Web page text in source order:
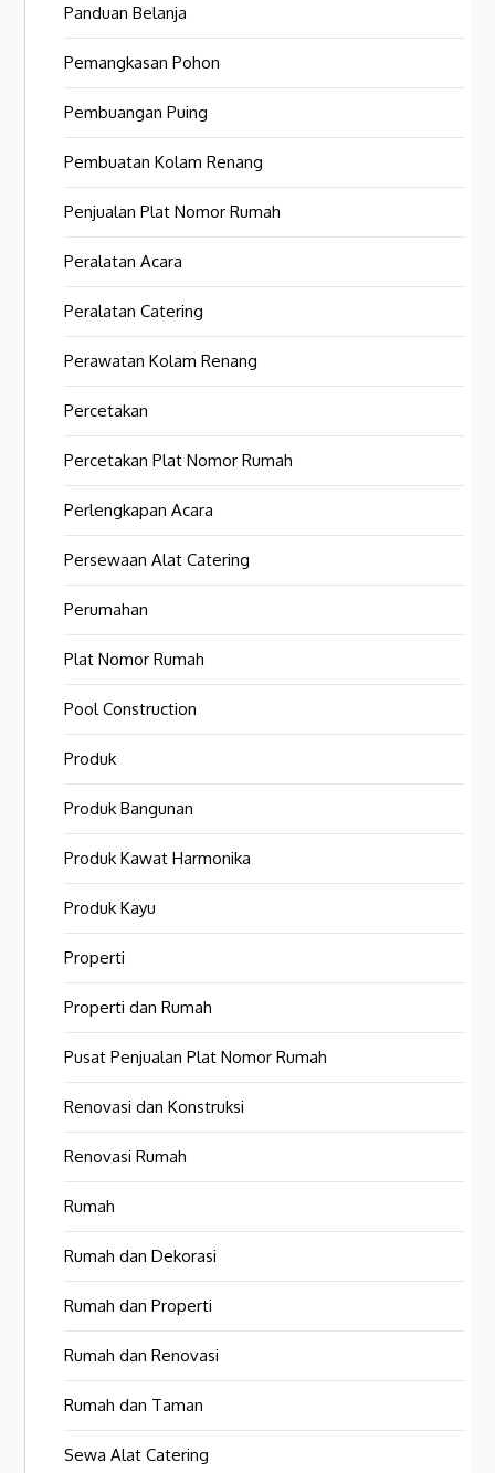
Panduan Belanja
Pemangkasan Pohon
Pembuangan Puing
Pembuatan Kolam Renang
Penjualan Plat Nomor Rumah
Peralatan Acara
Peralatan Catering
Perawatan Kolam Renang
Percetakan
Percetakan Plat Nomor Rumah
Perlengkapan Acara
Persewaan Alat Catering
Perumahan
Plat Nomor Rumah
Pool Construction
Produk
Produk Bangunan
Produk Kawat Harmonika
Produk Kayu
Properti
Properti dan Rumah
Pusat Penjualan Plat Nomor Rumah
Renovasi dan Konstruksi
Renovasi Rumah
Rumah
Rumah dan Dekorasi
Rumah dan Properti
Rumah dan Renovasi
Rumah dan Taman
Sewa Alat Catering